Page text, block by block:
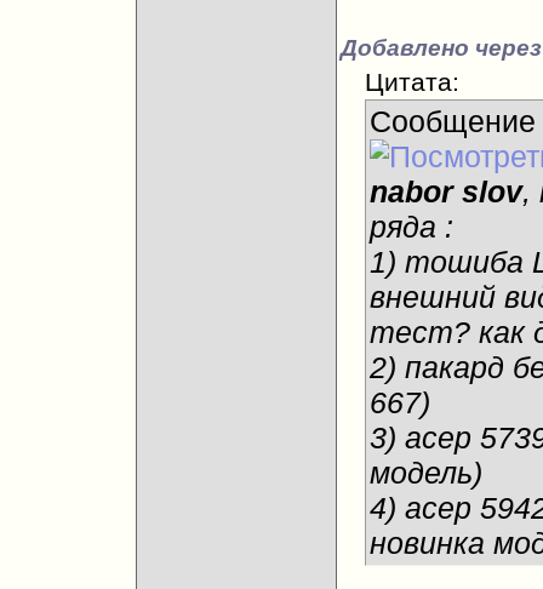
Добавлено
Цитата:
Сообщение
nabor slov,
ряда :
1) тошиба
внешний
тест? как
2) пакард
667)
3) асер
модель)
4) асер
новинка